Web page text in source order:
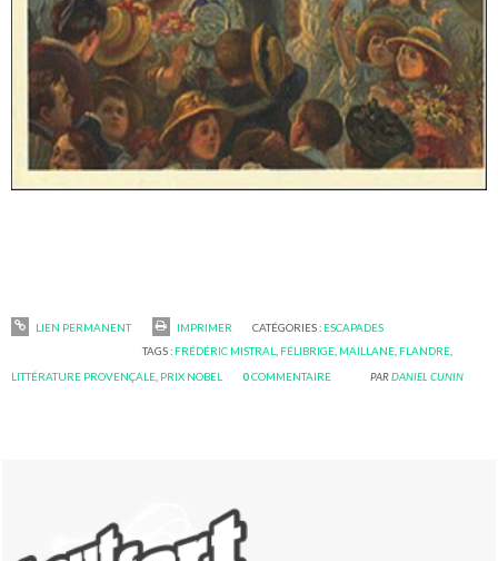
LIEN PERMANENT IMPRIMER CATÉGORIES : ESCAPADES
TAGS : FRÉDÉRIC MISTRAL, FÉLIBRIGE, MAILLANE, FLANDRE,
LITTÉRATURE PROVENÇALE PRIX NOBEL 0COMMENTAIRE PARDANIEL CUNIN